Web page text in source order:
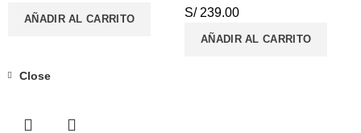
AÑADIR AL CARRITO
S/239.00
AÑADIR AL CARRITO
Close